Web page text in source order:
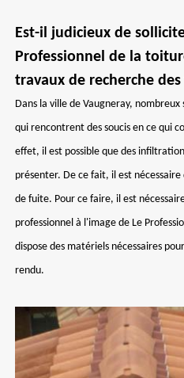
Est-il judicieux de
Professionnel de la
travaux de recherche
Dans la ville de Vaugneray,
qui rencontrent des soucis en ce qui
effet, il est possible que des
présenter. De ce fait, il est
de fuite. Pour ce faire, il est
professionnel à l'image de Le
dispose des matériels nécessaires
rendu.